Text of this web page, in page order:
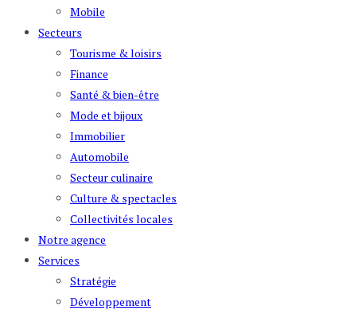
Mobile
Secteurs
Tourisme & loisirs
Finance
Santé & bien-être
Mode et bijoux
Immobilier
Automobile
Secteur culinaire
Culture & spectacles
Collectivités locales
Notre agence
Services
Stratégie
Développement